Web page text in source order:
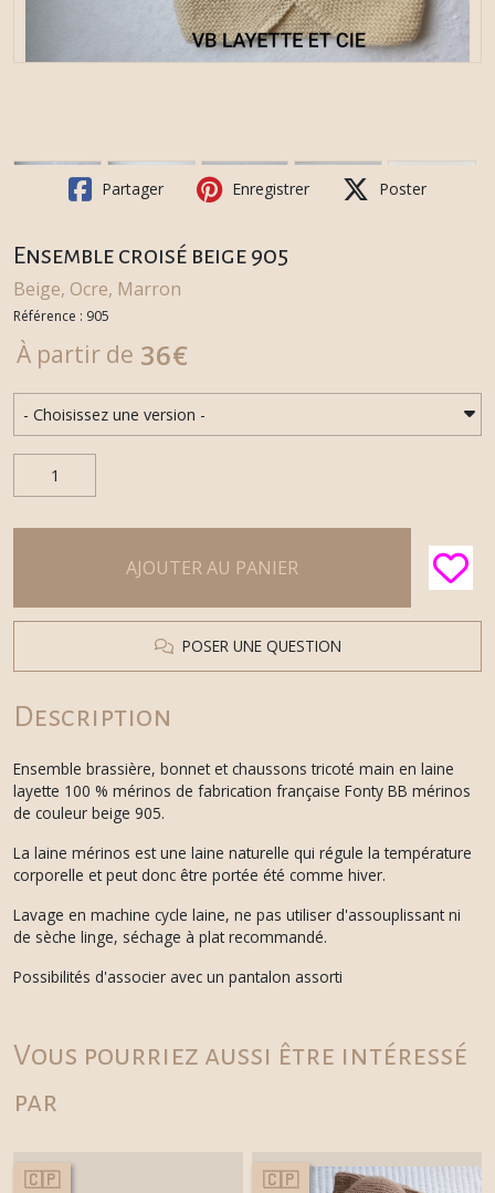
Partager Enregistrer Poster
Ensemble croisé beige 905
Beige, Ocre, Marron
Référence : 905
À partir de 36€
AJOUTER AU PANIER
POSER UNE QUESTION
Description
Ensemble brassière, bonnet et chaussons tricoté main en laine
layette 100 % mérinos de fabrication française Fonty BB mérinos
de couleur beige 905.
La laine mérinos est une laine naturelle qui régule la température
corporelle et peut donc être portée été comme hiver.
Lavage en machine cycle laine, ne pas utiliser d'assouplissant ni
de sèche linge, séchage à plat recommandé.
Possibilités d'associer avec un pantalon assorti
Vous pourriez aussi être intéressé
par
🇨🇵 🇨🇵